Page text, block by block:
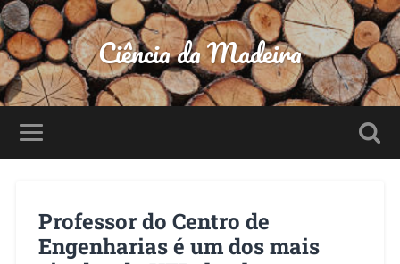
Ciência da Madeira
Professor do Centro de
Engenharias é um dos mais